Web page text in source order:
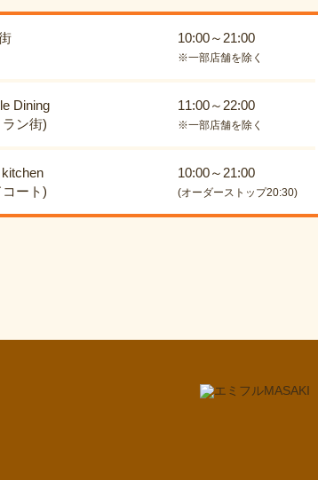
10:00～21:00
※一部店舗を除く
Dining
ン街)
11:00～22:00
※一部店舗を除く
ート)
10:00～21:00
(オーダーストップ20:30)